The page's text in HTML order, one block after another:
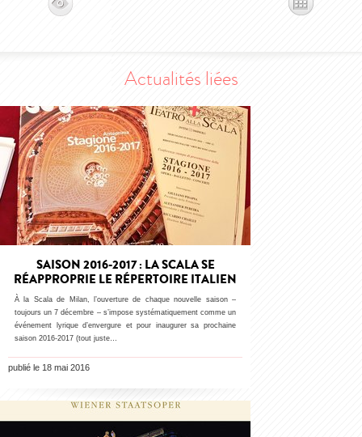
Actualités liées
SAISON 2016-2017 : LA SCALA SE
RÉAPPROPRIE LE RÉPERTOIRE ITALIEN
À la Scala de Milan, l’ouverture de chaque nouvelle saison –
toujours un 7 décembre – s’impose systématiquement comme un
événement lyrique d’envergure et pour inaugurer sa prochaine
saison 2016-2017 (tout juste…
publié le 18 mai 2016